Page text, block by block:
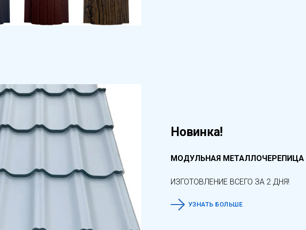
Новинка!
МОДУЛЬНАЯ МЕТАЛЛОЧЕРЕПИЦА
ИЗГОТОВЛЕНИЕ ВСЕГО ЗА 2 ДНЯ!
УЗНАТЬ БОЛЬШЕ